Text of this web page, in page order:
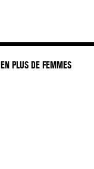
PLUS DE FEMMES